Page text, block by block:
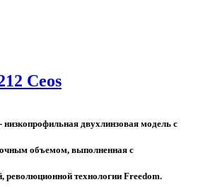
Ceos
двухлинзовая модель с
объемом, выполненная с
революционной технологии Freedom.